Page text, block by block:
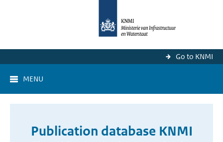
Go to KNMI
MENU
Publication database KNMI